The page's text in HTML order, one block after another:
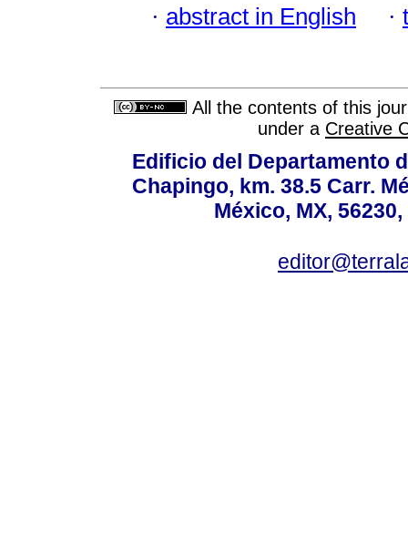
· abstract in English ·
All the contents of this
under a Creative
Edificio del Departamento
Chapingo, km. 38.5 Carr.
México, MX,